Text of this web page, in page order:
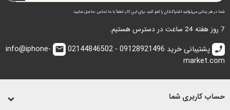
شما در هر زمانی می‌توانید اشتراک‌تان را لغو کنید. برای این کار، لطفاً با ما تماس حاصل نمایید
7 روز هفته 24 ساعت در دسترس هستیم.
call پشتیبانی خرید 09128921496 - 02144846502 email
info@iphone-
market.com
حساب کاربری شما